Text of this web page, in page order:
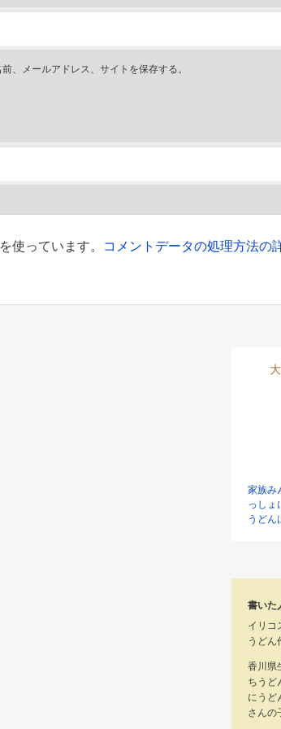
、メールアドレス、サイトを保存する。
使っています。 コメントデータの処理方法の
家族み
っしょ
うどん
書いた
イリコ
うどん
香川県
ちうど
にうど
さんの